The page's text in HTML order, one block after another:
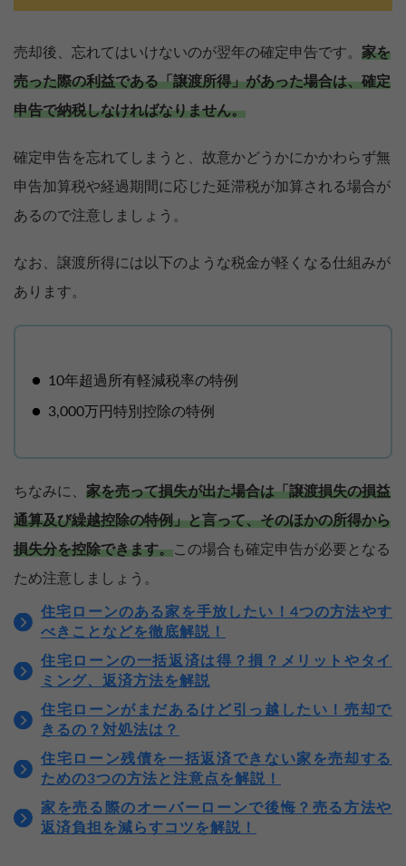
売却後、忘れてはいけないのが翌年の確定申告です。 家を
売った際の利益である「譲渡所得」があった場合は、確定
申告で納税しなければなりません。
確定申告を忘れてしまうと、故意かどうかにかかわらず無
申告加算税や経過期間に応じた延滞税が加算される場合が
あるので注意しましょう。
なお、譲渡所得には以下のような税金が軽くなる仕組みが
あります。
10年超過所有軽減税率の特例
3,000万円特別控除の特例
ちなみに、 家を売って損失が出た場合は「譲渡損失の損益
通算及び繰越控除の特例」と言って、そのほかの所得から
損失分を控除できます。この場合も確定申告が必要となる
ため注意しましょう。
住宅ローンのある家を手放したい！4つの方法やす
べきことなどを徹底解説！
住宅ローンの一括返済は得？損？メリットやタイ
ミング、返済方法を解説
住宅ローンがまだあるけど引っ越したい！売却で
きるの？対処法は？
住宅ローン残債を一括返済できない家を売却する
ための3つの方法と注意点を解説！
家を売る際のオーバーローンで後悔？売る方法や
返済負担を減らすコツを解説！